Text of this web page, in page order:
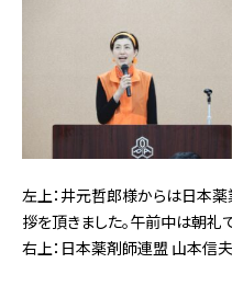
左上：井元哲郎様からは日本
拶を頂きました。午前中は朝礼
右上：日本薬剤師連盟 山本信